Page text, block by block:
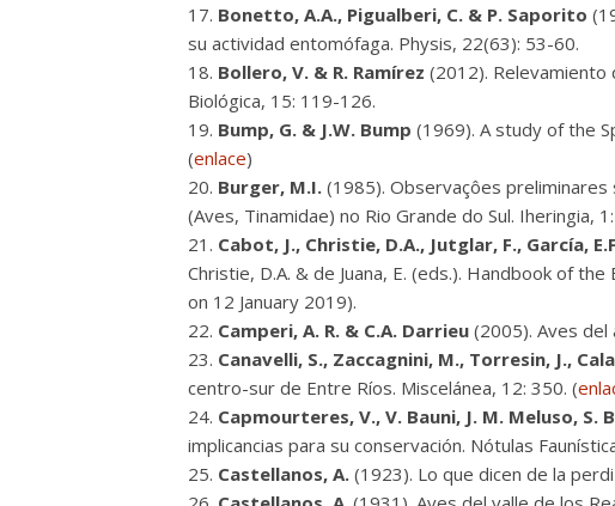
Bonetto, A.A., Pigualberi, C. & P. Saporito
su actividad entomófaga. Physis, 22(63): 53-60.
Bollero, V. & R. Ramírez (2012). Relevamiento
Biológica, 15: 119-126.
Bump, G. & J.W. Bump (1969). A study of the
(enlace)
Burger, M.I. (1985). Observaçôes
(Aves, Tinamidae) no Rio Grande do Sul. Iheringia,
Cabot, J., Christie, D.A., Jutglar, F., García,
Christie, D.A. & de Juana, E. (eds.). Handbook of
on 12 January 2019).
Camperi, A. R. & C.A. Darrieu (2005). Aves del
Canavelli, S., Zaccagnini, M., Torresin, J.,
centro-sur de Entre Ríos. Miscelánea, 12: 350. (
Capmourteres, V., V. Bauni, J. M. Meluso, S.
implicancias para su conservación. Nótulas
Castellanos, A. (1923). Lo que dicen de la